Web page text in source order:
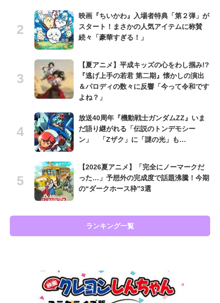
映画『ちいかわ』入場者特典「第２弾」が
スタート！まさかの人気アイテムに称賛
続々「豪華すぎる！」
【夏アニメ】平成キッズの心をわし掴み!?
『逃げ上手の若君 第二期』懐かしの演出
＆パロディの数々に反響「今って令和です
よね？」
放送40周年『機動戦士ガンダムZZ』いま
だ語り継がれる「伝説のトンデモシー
ン」 「Zザク」に「謎の光」も…
【2026夏アニメ】「完全にノーマークだ
った…」予想外の完成度で話題沸騰！今期
の“ダークホース枠”3選
ランキング一覧